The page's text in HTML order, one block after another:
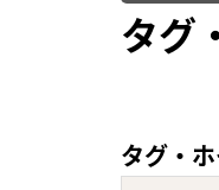
タグ
タグ・